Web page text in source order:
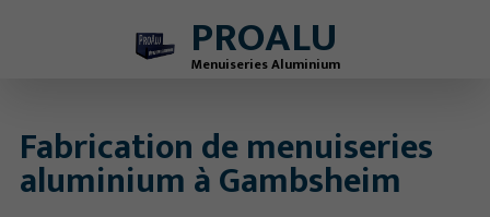
PROALU
Menuiseries Aluminium
Fabrication de menuiseries
aluminium à Gambsheim